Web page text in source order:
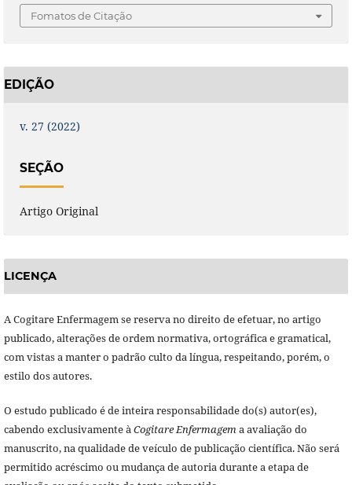
Fomatos de Citação
EDIÇÃO
v. 27 (2022)
SEÇÃO
Artigo Original
LICENÇA
A Cogitare Enfermagem se reserva no direito de efetuar, no artigo
publicado, alterações de ordem normativa, ortográfica e gramatical,
com vistas a manter o padrão culto da língua, respeitando, porém, o
estilo dos autores.
O estudo publicado é de inteira responsabilidade do(s) autor(es),
cabendo exclusivamente àCogitare Enfermagema avaliação do
manuscrito, na qualidade de veículo de publicação científica. Não será
permitido acréscimo ou mudança de autoria durante a etapa de